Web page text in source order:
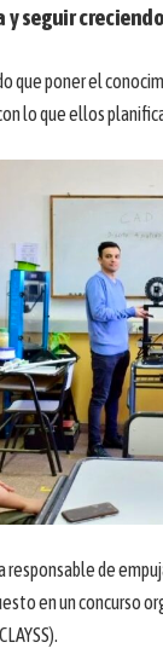
seguir
que poner el
lo que ellos
responsable de
en un concurso